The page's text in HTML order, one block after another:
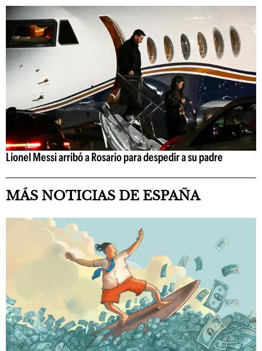
Lionel Messi arribó a Rosario para despedir a su padre
MÁS NOTICIAS DE ESPAÑA